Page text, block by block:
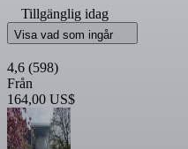
Tillgänglig idag
Visa vad som ingår
4,6 (598)
Från
164,00 US$